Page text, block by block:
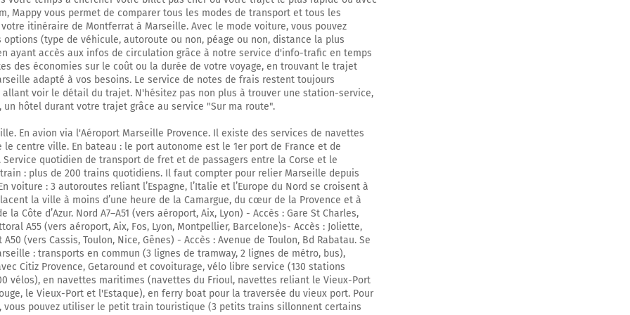
à droite et rejoindre A49 E713. Continuer sur 71 kilomètres
E713
A49
MARSEILLE
VALENCE
A49
N532
E713 sur 9,7 kilomètres
km
E713 sur 600 mètres
E713
Prendre un ticket (Péage Valence S)
km
Mappy vous permet de comparer tous les modes de transport et tous les
itinéraire de Montferrat à Marseille. Avec le mode voiture, vous pouvez
options (type de véhicule, autoroute ou non, péage ou non, distance la plus
ayant accès aux infos de circulation grâce à notre service d'info-trafic en temps
des économies sur le coût ou la durée de votre voyage, en trouvant le trajet
adapté à vos besoins. Le service de notes de frais restent toujours
allant voir le détail du trajet. N'hésitez pas non plus à trouver une station-service,
un hôtel durant votre trajet grâce au service "Sur ma route".
En avion via l'Aéroport Marseille Provence. Il existe des services de navettes
le centre ville. En bateau : le port autonome est le 1er port de France et de
Service quotidien de transport de fret et de passagers entre la Corse et le
: plus de 200 trains quotidiens. Il faut compter pour relier Marseille depuis
voiture : 3 autoroutes reliant l’Espagne, l’Italie et l’Europe du Nord se croisent à
la ville à moins d’une heure de la Camargue, du cœur de la Provence et à
la Côte d’Azur. Nord A7–A51 (vers aéroport, Aix, Lyon) - Accès : Gare St Charles,
A55 (vers aéroport, Aix, Fos, Lyon, Montpellier, Barcelone)s- Accès : Joliette,
A50 (vers Cassis, Toulon, Nice, Gênes) - Accès : Avenue de Toulon, Bd Rabatau. Se
: transports en commun (3 lignes de tramway, 2 lignes de métro, bus),
Citiz Provence, Getaround et covoiturage, vélo libre service (130 stations
vélos), en navettes maritimes (navettes du Frioul, navettes reliant le Vieux-Port
le Vieux-Port et l'Estaque), en ferry boat pour la traversée du vieux port. Pour
vous pouvez utiliser le petit train touristique (3 petits trains sillonnent certains